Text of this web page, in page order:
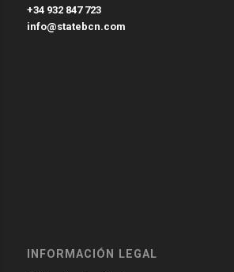
+34 932 847 723
info@statebcn.com
INFORMACIÓN LEGAL